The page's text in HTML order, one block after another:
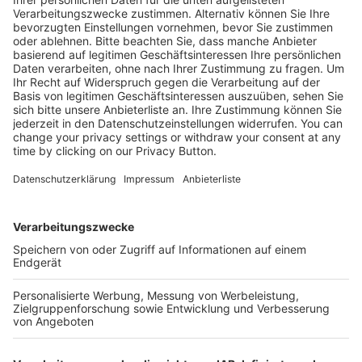
deren Übertragung auf die Praxis fällt oft gar nicht s...
36,80 €
Mehr Infos
Kostenlose Rücksendung bis zu 14 Tage nach
Bestelleingang (innerhalb Deutschlands).
Versandkosten.
Der Bestellprozess ist mit Hilfe eines SSL-
SERVICE HOTLINE